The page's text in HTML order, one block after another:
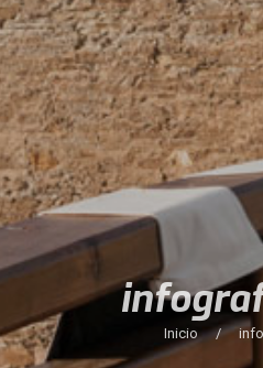
Inicio /